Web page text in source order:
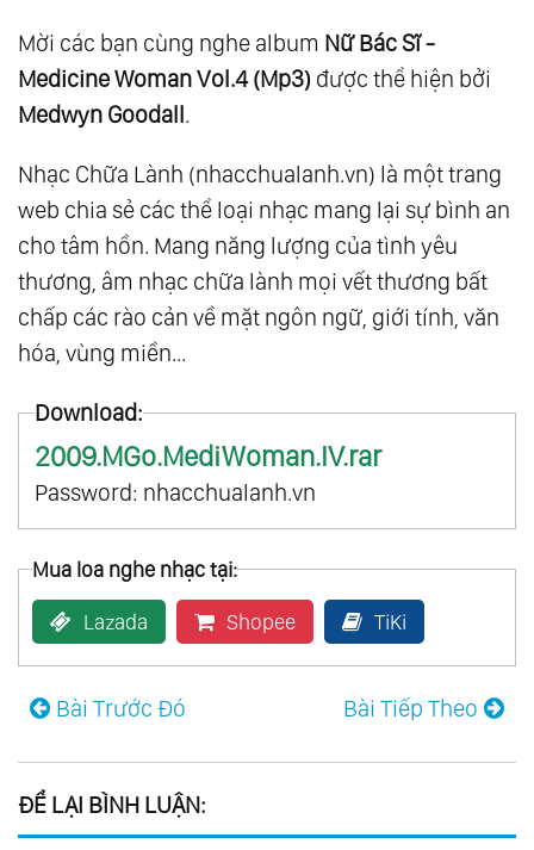
Mời các bạn cùng nghe album Nữ Bác Sĩ -
Medicine Woman Vol.4 (Mp3) được thể hiện bởi
Medwyn Goodall.
Nhạc Chữa Lành (nhacchualanh.vn) là một trang
web chia sẻ các thể loại nhạc mang lại sự bình an
cho tâm hồn. Mang năng lượng của tình yêu
thương, âm nhạc chữa lành mọi vết thương bất
chấp các rào cản về mặt ngôn ngữ, giới tính, văn
hóa, vùng miền...
Download:
2009.MGo.MediWoman.IV.rar
Password: nhacchualanh.vn
Mua loa nghe nhạc tại:
Lazada Shopee TiKi
Bài Trước Đó Bài Tiếp Theo
ĐỂ LẠI BÌNH LUẬN: